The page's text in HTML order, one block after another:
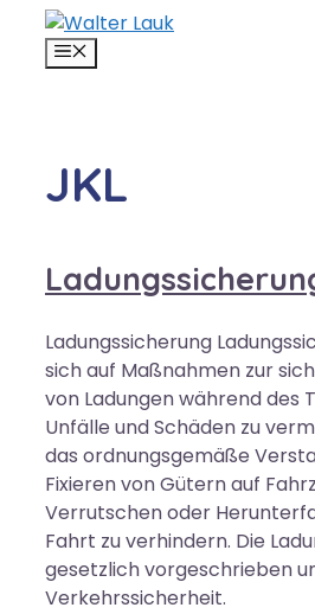
Zum
Inhalt
JKL
Ladungssicherung
sich auf Maßnahmen zur
von Ladungen während des
Unfälle und Schäden zu
das ordnungsgemäße
Fixieren von Gütern auf
Verrutschen oder
Fahrt zu verhindern. Die
gesetzlich vorgeschrieben
Verkehrssicherheit.